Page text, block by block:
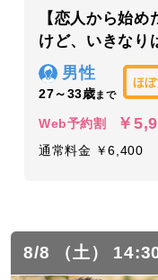
【恋人から始
けど、いきなり
男性
27～33歳まで
ほ
Web予約割 ￥
通常料金 ￥6,400
8/8 （土）